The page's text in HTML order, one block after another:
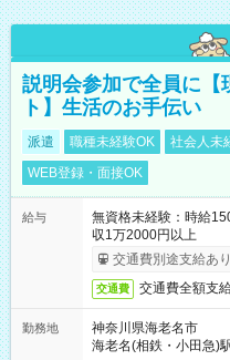
説明会参加で全員に【
ト】生活のお手伝い
派遣 職種未経験OK 社会人未
WEB登録・面接OK
給与
無資格未経験：時給
収1万2000円以上
交通費別途支給あり
交通費 交通費全額支
勤務地
神奈川県海老名市
海老名(相鉄・小田急)